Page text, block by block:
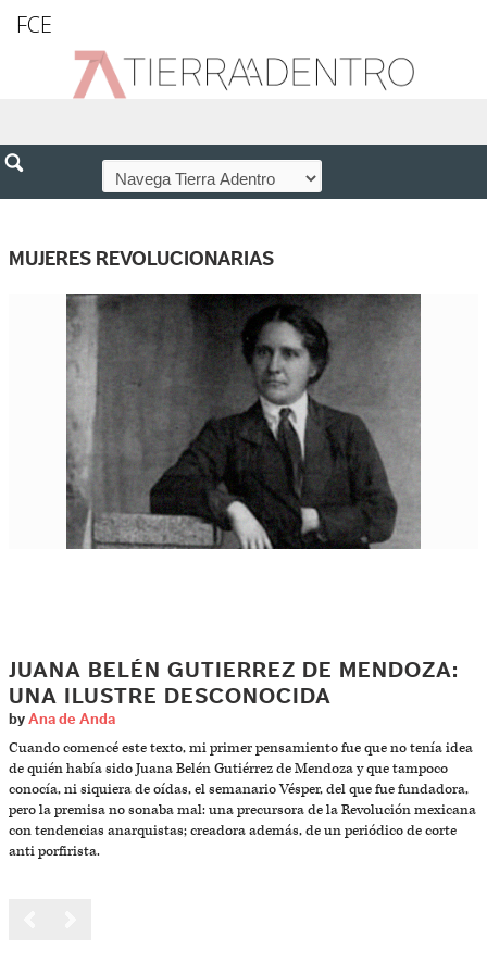
FCE
MUJERES REVOLUCIONARIAS
JUANA BELÉN GUTIERREZ DE MENDOZA:
UNA ILUSTRE DESCONOCIDA
by Ana de Anda
Cuando comencé este texto, mi primer pensamiento fue que no tenía idea
de quién había sido Juana Belén Gutiérrez de Mendoza y que tampoco
conocía, ni siquiera de oídas, el semanario Vésper, del que fue fundadora,
pero la premisa no sonaba mal: una precursora de la Revolución mexicana
con tendencias anarquistas; creadora además, de un periódico de corte
anti porfirista.